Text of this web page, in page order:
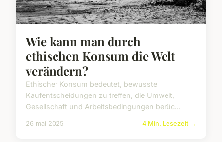
Wie kann man durch
ethischen Konsum die Welt
verändern?
Ethischer Konsum bedeutet, bewusste
Kaufentscheidungen zu treffen, die Umwelt,
Gesellschaft und Arbeitsbedingungen berüc...
26 mai 2025 4 Min. Lesezeit →